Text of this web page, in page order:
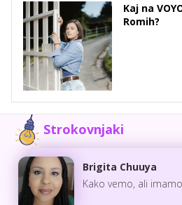
Kaj na
Romih?
Strokovnjaki
Brigita Chuuya
Kako vemo, ali